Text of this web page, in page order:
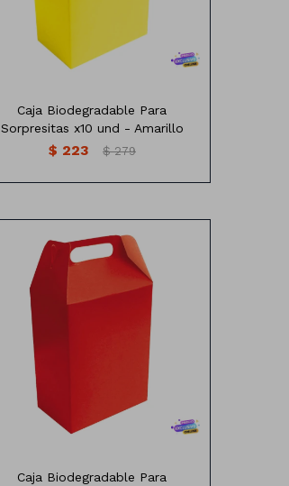
Contiene: 10 Unidades
Caja Biodegradable Para
Sorpresitas x10 und - Amarillo
$ 223 $ 279
Caja de Cartón Biodegradable para
Sorpresitas
Medidas:18,5 cm de alto x 15,5 cm de
Contiene: 10 Unidades
Caja Biodegradable Para